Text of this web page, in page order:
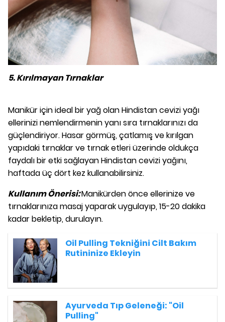
5. Kırılmayan Tırnaklar
Manikür için ideal bir yağ olan Hindistan cevizi yağı
ellerinizi nemlendirmenin yanı sıra tırnaklarınızı da
güçlendiriyor. Hasar görmüş, çatlamış ve kırılgan
yapıdaki tırnaklar ve tırnak etleri üzerinde oldukça
faydalı bir etki sağlayan Hindistan cevizi yağını,
haftada üç dört kez kullanabilirsiniz.
Kullanım Önerisi:Manikürden önce ellerinize ve
tırnaklarınıza masaj yaparak uygulayıp, 15-20 dakika
kadar bekletip, durulayın.
Oil Pulling Tekniğini Cilt Bakım
Rutininize Ekleyin
Ayurveda Tıp Geleneği: "Oil
Pulling"